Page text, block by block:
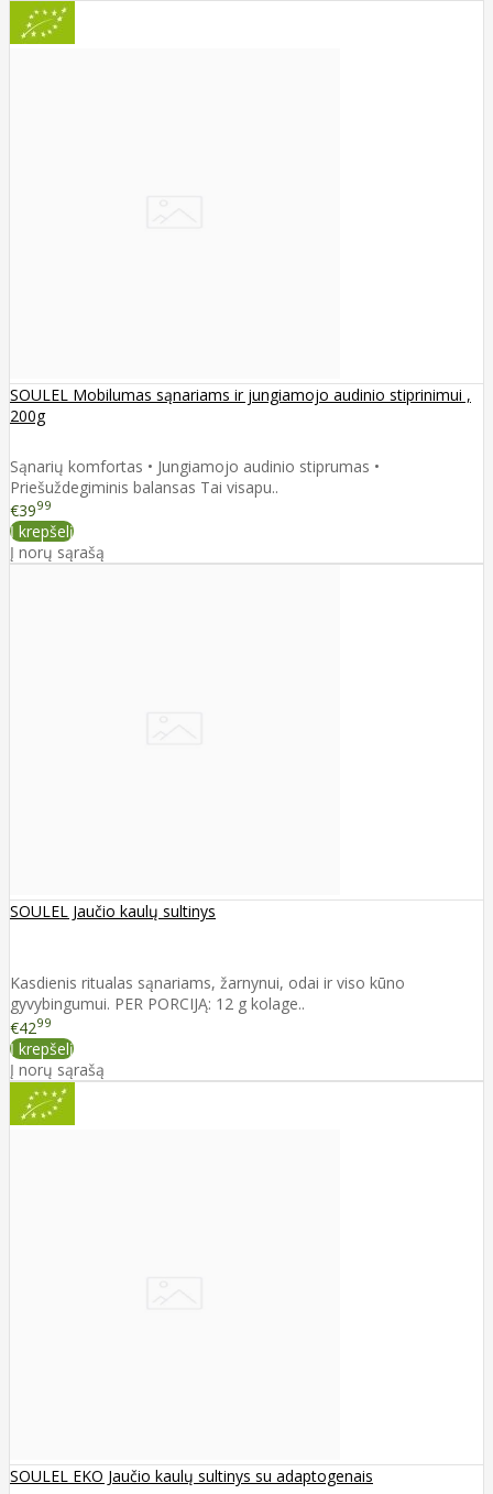
SOULEL Mobilumas sąnariams ir jungiamojo audinio stiprinimui ,
200g
Sąnarių komfortas • Jungiamojo audinio stiprumas •
Priešuždegiminis balansas Tai visapu..
€3999
Į krepšelį
Į norų sąrašą
SOULEL Jaučio kaulų sultinys
Kasdienis ritualas sąnariams, žarnynui, odai ir viso kūno
gyvybingumui. PER PORCIJĄ: 12 g kolage..
€4299
Į krepšelį
Į norų sąrašą
SOULEL EKO Jaučio kaulų sultinys su adaptogenais